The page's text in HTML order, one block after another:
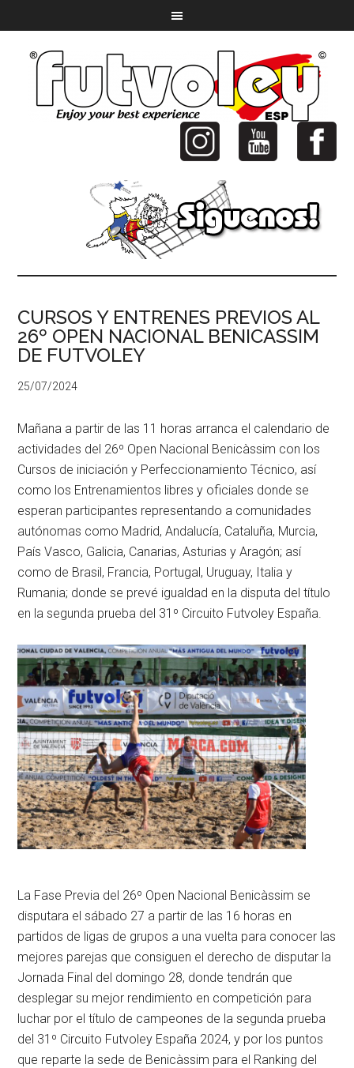
CURSOS Y ENTRENES PREVIOS AL
26º OPEN NACIONAL BENICASSIM
DE FUTVOLEY
25/07/2024
Mañana a partir de las 11 horas arranca el calendario de
actividades del 26º Open Nacional Benicàssim con los
Cursos de iniciación y Perfeccionamiento Técnico, así
como los Entrenamientos libres y oficiales donde se
esperan participantes representando a comunidades
autónomas como Madrid, Andalucía, Cataluña, Murcia,
País Vasco, Galicia, Canarias, Asturias y Aragón; así
como de Brasil, Francia, Portugal, Uruguay, Italia y
Rumania; donde se prevé igualdad en la disputa del título
en la segunda prueba del 31º Circuito Futvoley España.
La Fase Previa del 26º Open Nacional Benicàssim se
disputara el sábado 27 a partir de las 16 horas en
partidos de ligas de grupos a una vuelta para conocer las
mejores parejas que consiguen el derecho de disputar la
Jornada Final del domingo 28, donde tendrán que
desplegar su mejor rendimiento en competición para
luchar por el título de campeones de la segunda prueba
del 31º Circuito Futvoley España 2024, y por los puntos
que reparte la sede de Benicàssim para el Ranking del